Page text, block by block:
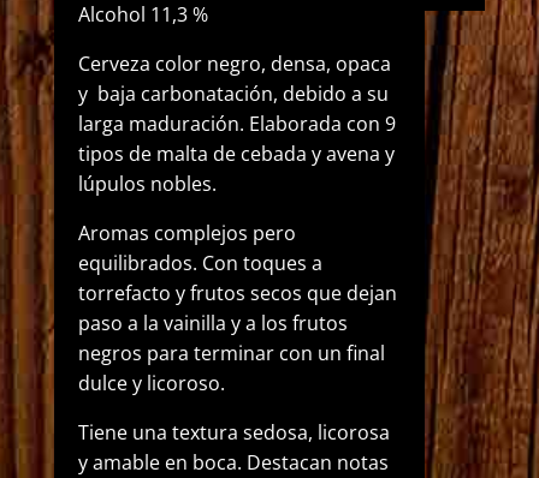
Alcohol 11,3 %
Cerveza color negro, densa, opaca
y baja carbonatación, debido a su
larga maduración. Elaborada con 9
tipos de malta de cebada y avena y
lúpulos nobles.
Aromas complejos pero
equilibrados. Con toques a
torrefacto y frutos secos que dejan
paso a la vainilla y a los frutos
negros para terminar con un final
dulce y licoroso.
Tiene una textura sedosa, licorosa
y amable en boca. Destacan notas